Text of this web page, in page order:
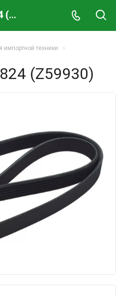
Ремень CQ39824 (Z59930)
импортной техники
(Z59930)